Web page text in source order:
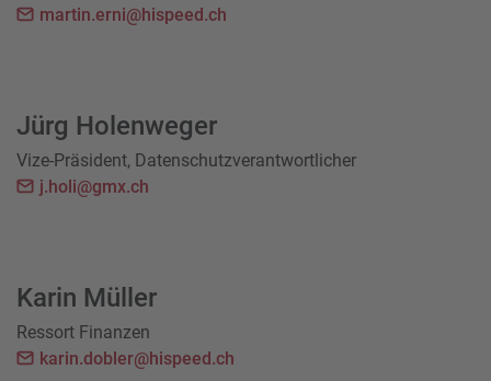
martin.erni@hispeed.ch
Jürg Holenweger
Vize-Präsident, Datenschutzverantwortlicher
j.holi@gmx.ch
Karin Müller
Ressort Finanzen
karin.dobler@hispeed.ch